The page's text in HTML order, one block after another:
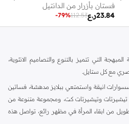
فستان بأزرار من الدانتيل
ر.ع23.84
112.53
-79%
المبهجة التي تتميز بالتنوع والتصاميم الانثوية،
مع كل ستايل.
انيقة واستمتعي ببلايز مدهشة، فساتين
تيشيرتات وتيشيرتات كت، ومجموعة متنوعة من
من ابقاء المرأة في مظهر رائع، تواصل هذه